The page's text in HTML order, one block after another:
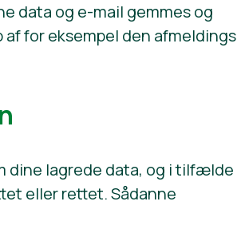
data og e-mail gemmes og
for eksempel den afmeldings
dine lagrede data, og i tilfælde
eller rettet. Sådanne